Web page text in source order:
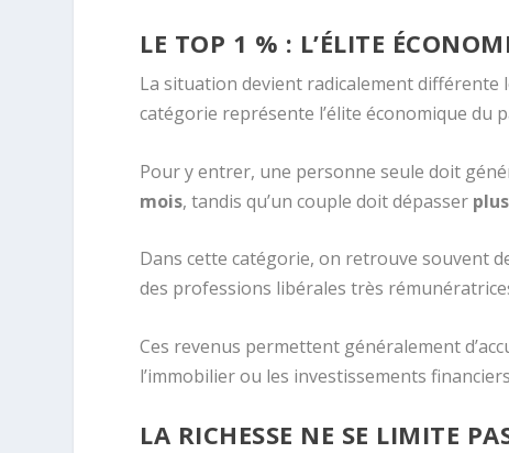
LE TOP 1 % : L’ÉLITE
La situation devient radicalement différente
catégorie représente l’élite économique du
Pour y entrer, une personne seule doit
mois, tandis qu’un couple doit dépasser
Dans cette catégorie, on retrouve souvent
des professions libérales très
Ces revenus permettent généralement
l’immobilier ou les investissements
LA RICHESSE NE SE LIMITE